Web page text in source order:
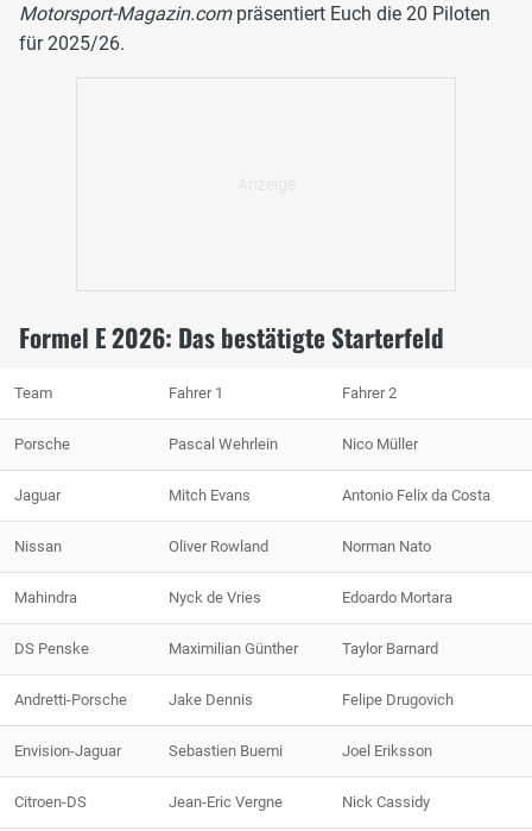
Motorsport-Magazin.compräsentiert Euch die 20 Piloten
für 2025/26.
Formel E 2026: Das bestätigte Starterfeld
Team Fahrer 1 Fahrer 2
Porsche Pascal Wehrlein Nico Müller
Jaguar Mitch Evans Antonio Felix da Costa
Nissan Oliver Rowland Norman Nato
Mahindra Nyck de Vries Edoardo Mortara
DS Penske Maximilian Günther Taylor Barnard
Andretti-Porsche Jake Dennis Felipe Drugovich
Envision-Jaguar Sebastien Buemi Joel Eriksson
Citroen-DS Jean-Eric Vergne Nick Cassidy